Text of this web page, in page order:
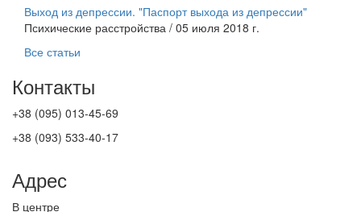
Выход из депрессии. "Паспорт выхода из депрессии"
Психические расстройства / 05 июля 2018 г.
Все статьи
Контакты
+38 (095) 013-45-69
+38 (093) 533-40-17
Адрес
В центре